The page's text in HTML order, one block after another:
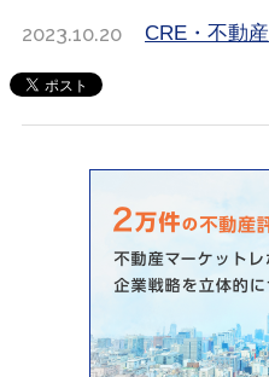
2023.10.20 CRE・不動産